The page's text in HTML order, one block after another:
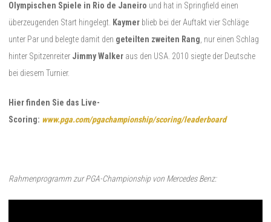
Olympischen Spiele in Rio de Janeiro und hat in Springfield einen
überzeugenden Start hingelegt. Kaymer blieb bei der Auftakt vier Schläge
unter Par und belegte damit den geteilten zweiten Rang, nur einen Schlag
hinter Spitzenreiter Jimmy Walker aus den USA. 2010 siegte der Deutsche
bei diesem Turnier.
Hier finden Sie das Live-
Scoring: www.pga.com/pgachampionship/scoring/leaderboard
Rahmenprogramm zur PGA-Championship von Mercedes Benz: